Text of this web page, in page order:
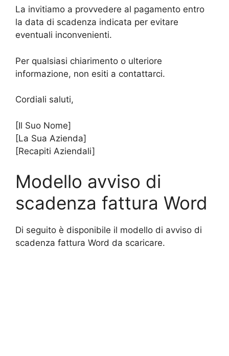
La invitiamo a provvedere al pagamento entro
la data di scadenza indicata per evitare
eventuali inconvenienti.
Per qualsiasi chiarimento o ulteriore
informazione, non esiti a contattarci.
Cordiali saluti,
[Il Suo Nome]
[La Sua Azienda]
[Recapiti Aziendali]
Modello avviso di
scadenza fattura Word
Di seguito è disponibile il modello di avviso di
scadenza fattura Word da scaricare.